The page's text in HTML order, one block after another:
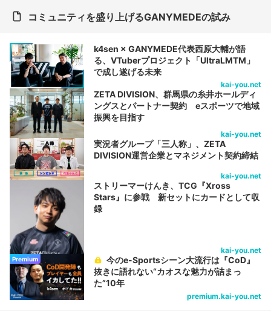
コミュニティを盛り上げるGANYMEDEの試み
k4sen × GANYMEDE代表西原大輔が語
る、VTuberプロジェクト「UltraLMTM」
で成し遂げる未来
kai-you.net
ZETA DIVISION、群馬県の糸井ホールディ
ングスとパートナー契約 eスポーツで地域
振興を目指す
kai-you.net
実況者グループ「三人称」、ZETA
DIVISION運営企業とマネジメント契約締結
kai-you.net
ストリーマーけんき、TCG『Xross
Stars』に参戦 新セットにカードとして収
録
kai-you.net
Premium
今のe-Sportsシーン大流行は『CoD』
抜きに語れない“カオスな魅力が詰まっ
た”10年
premium.kai-you.net